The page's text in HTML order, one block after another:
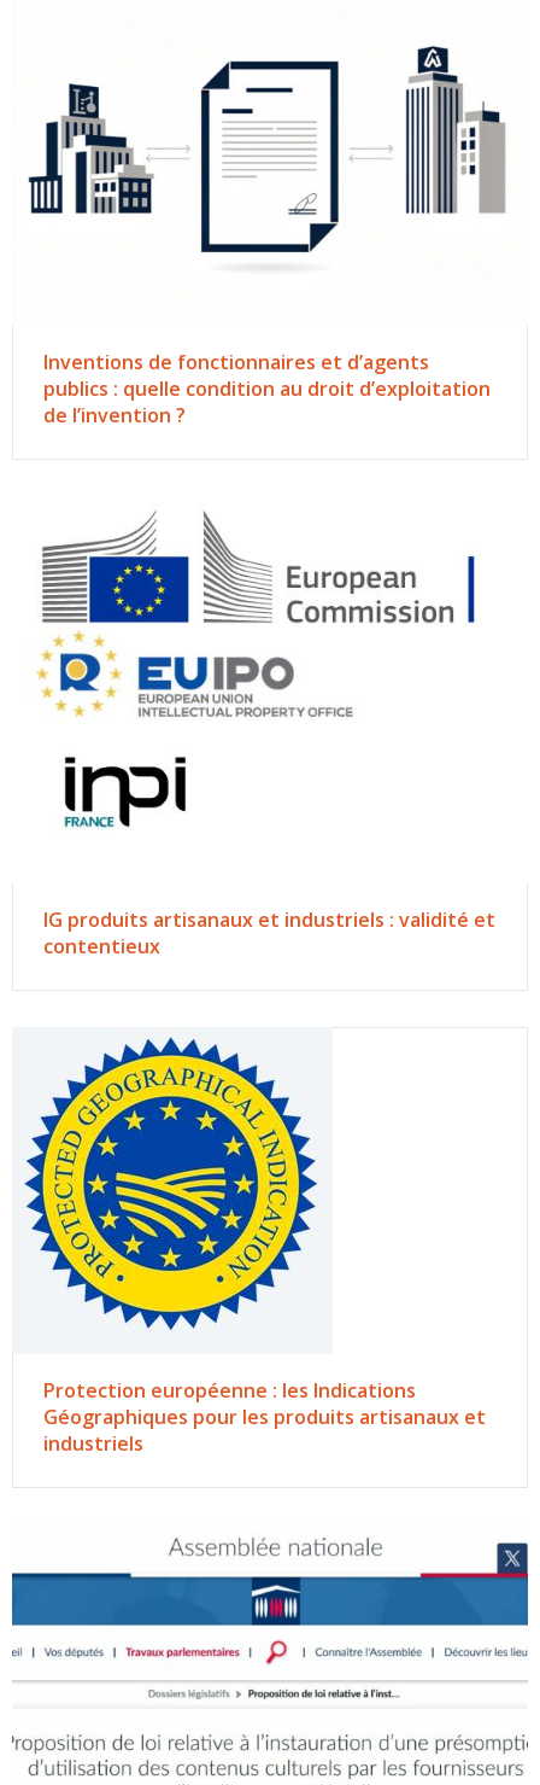
Inventions de fonctionnaires et d’agents
publics : quelle condition au droit d’exploitation
de l’invention ?
IG produits artisanaux et industriels : validité et
contentieux
Protection européenne : les Indications
Géographiques pour les produits artisanaux et
industriels